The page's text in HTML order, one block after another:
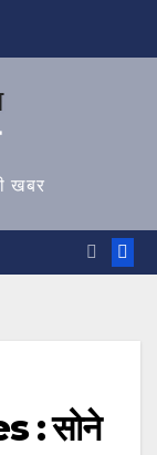
खबर
: सोने